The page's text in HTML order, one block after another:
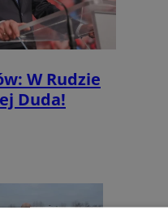
W Rudzie
Duda!